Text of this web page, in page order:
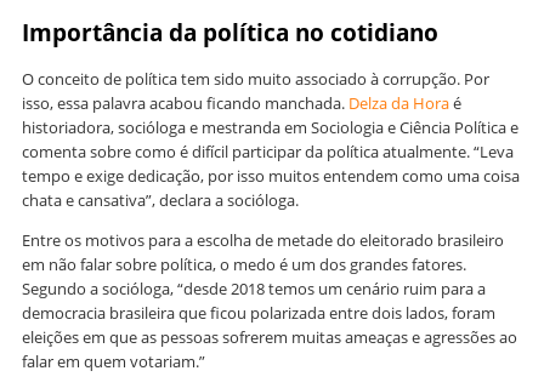
Importância da política no cotidiano
O conceito de política tem sido muito associado à corrupção. Por
isso, essa palavra acabou ficando manchada. Delza da Horaé
historiadora, socióloga e mestranda em Sociologia e Ciência Política e
comenta sobre como é difícil participar da política atualmente. “Leva
tempo e exige dedicação, por isso muitos entendem como uma coisa
chata e cansativa”, declara a socióloga.
Entre os motivos para a escolha de metade do eleitorado brasileiro
em não falar sobre política, o medo é um dos grandes fatores.
Segundo a socióloga, “desde 2018 temos um cenário ruim para a
democracia brasileira que ficou polarizada entre dois lados, foram
eleições em que as pessoas sofrerem muitas ameaças e agressões ao
falar em quem votariam.”